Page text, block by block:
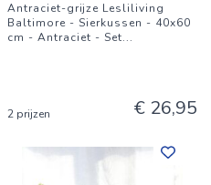
Antraciet-grijze Lesliliving
Baltimore - Sierkussen - 40x60
cm - Antraciet - Set...
2 prijzen € 26,95